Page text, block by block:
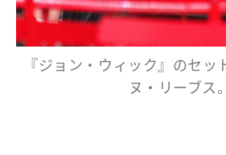
『ジョン・ウィック』のセッ
ヌ・リーブス。